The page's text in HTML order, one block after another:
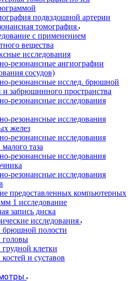
подвздошной артерии
томография
с применением
вещества
исследования
резонансные ангиографии
сосудов)
резонансные исслед. брюшной
и забрюшинного пространства
резонансные исследования
резонансные исследования
желез
резонансные исследования
таза
резонансные исследования
резонансные исследования
предоставленных компьютерных
1 исследование
запись диска
исследования
брюшной полости
головы
грудной клетки
и суставов